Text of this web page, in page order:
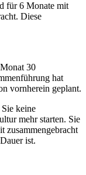
für 6 Monate mit
Diese
30
hat
vornherein geplant.
keine
mehr starten. Sie
zusammengebracht
ist.